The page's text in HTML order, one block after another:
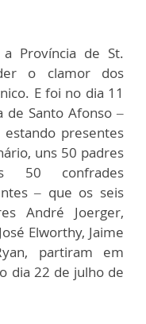
Província de St.
o clamor dos
E foi no dia 11
de Santo Afonso –
estando presentes
uns 50 padres
50 confrades
– que os seis
André Joerger,
Elworthy, Jaime
partiram em
dia 22 de julho de